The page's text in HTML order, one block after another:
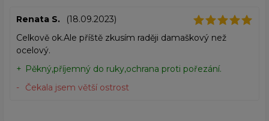
Renata S.
(18.09.2023)
Celkově ok.Ale příště zkusím raději damaškový než
ocelový.
Pěkný,příjemný do ruky,ochrana proti pořezání.
Čekala jsem větší ostrost